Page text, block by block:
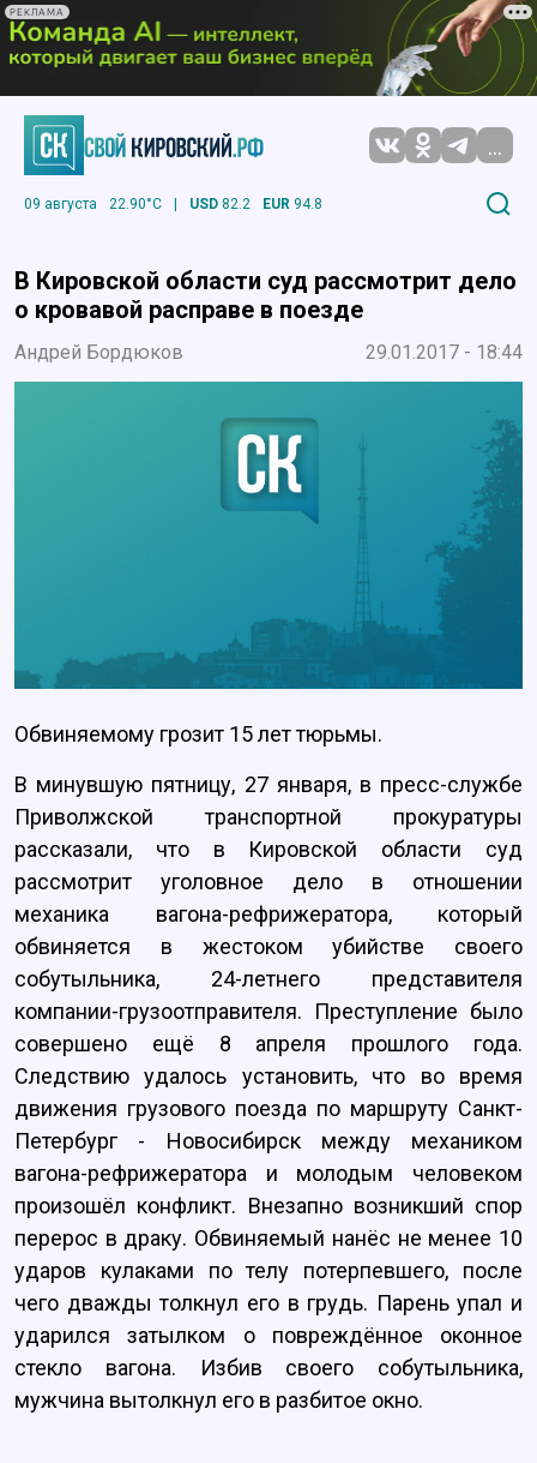
РЕКЛАМА
...
09 августа 22.90°C | USD 82.2 EUR 94.8
В Кировской области суд рассмотрит дело
о кровавой расправе в поезде
Андрей Бордюков 29.01.2017 - 18:44
Обвиняемому грозит 15 лет тюрьмы.
В минувшую пятницу, 27 января, в пресс-службе
Приволжской транспортной прокуратуры
рассказали, что в Кировской области суд
рассмотрит уголовное дело в отношении
механика вагона-рефрижератора, который
обвиняется в жестоком убийстве своего
собутыльника, 24-летнего представителя
компании-грузоотправителя. Преступление было
совершено ещё 8 апреля прошлого года.
Следствию удалось установить, что во время
движения грузового поезда по маршруту Санкт-
Петербург - Новосибирск между механиком
вагона-рефрижератора и молодым человеком
произошёл конфликт. Внезапно возникший спор
перерос в драку. Обвиняемый нанёс не менее 10
ударов кулаками по телу потерпевшего, после
чего дважды толкнул его в грудь. Парень упал и
ударился затылком о повреждённое оконное
стекло вагона. Избив своего собутыльника,
мужчина вытолкнул его в разбитое окно.